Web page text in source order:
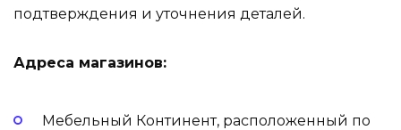
подтверждения и уточнения деталей.
Адреса магазинов:
Мебельный Континент, расположенный по